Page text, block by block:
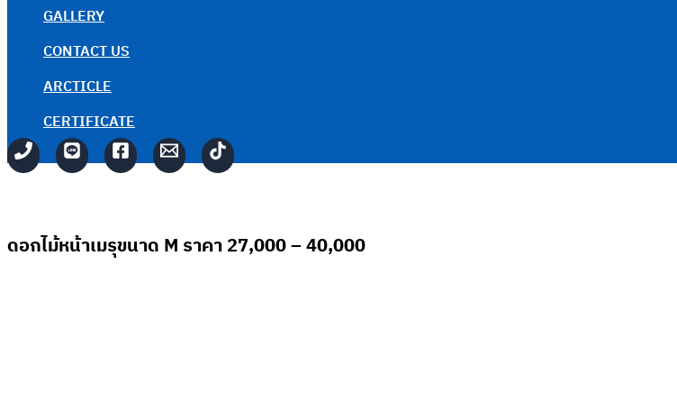
GALLERY
CONTACT US
ARCTICLE
CERTIFICATE
ดอกไม้หน้าเมรุขนาด M ราคา 27,000 – 40,000